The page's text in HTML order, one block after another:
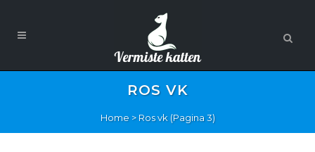
ROS VK
Home>Ros vk (Pagina 3)